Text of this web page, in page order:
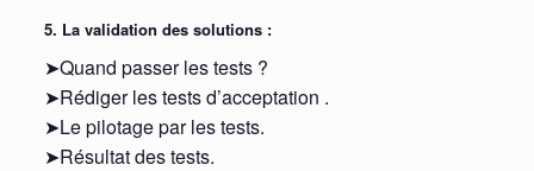
5. La validation des solutions :
➤Quand passer les tests ?
➤Rédiger les tests d’acceptation .
➤Le pilotage par les tests.
➤Résultat des tests.